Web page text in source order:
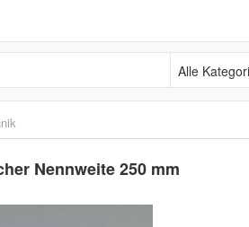
Alle Kategorien
Nennweite 250 mm